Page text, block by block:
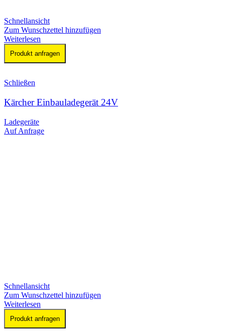
Schnellansicht
Zum Wunschzettel hinzufügen
Weiterlesen
Produkt anfragen
Schließen
Kärcher Einbauladegerät 24V
Ladegeräte
Auf Anfrage
Schnellansicht
Zum Wunschzettel hinzufügen
Weiterlesen
Produkt anfragen